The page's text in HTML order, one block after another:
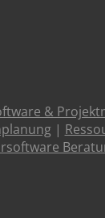
&
|